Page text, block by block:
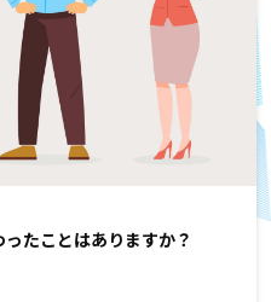
たことはありますか？